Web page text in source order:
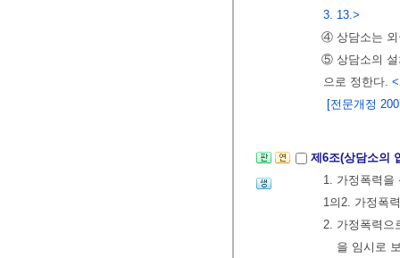
3. 13.>
④ 상담소는 외
⑤ 상담소의 설
으로 정한다.
[전문개정
제6조(상담소의
1. 가정폭력을
1의2. 가정폭
2. 가정폭력으
을 임시로